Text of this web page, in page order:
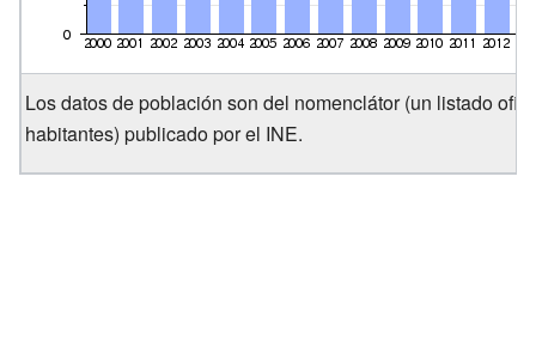
Los datos de población son del nomenclátor (un listado
habitantes) publicado por el INE.